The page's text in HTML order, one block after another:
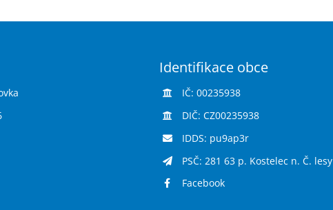
Identifikace obce
IČ: 00235938
DIČ: CZ00235938
IDDS: pu9ap3r
PSČ: 281 63 p. Kostelec n. Č. lesy
Facebook